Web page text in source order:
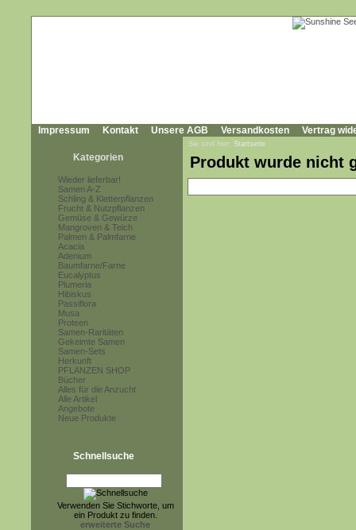
Impressum Kontakt Unsere AGB Versandkosten Vertrag
Kategorien
Wieder lieferbar!
Samen A-Z
Schling & Kletterpflanzen
Frucht & Nutzpflanzen
Gemüse & Gewürze
Mangroven & Teich
Palmen & Palmfarne
Acacia
Adenium
Baumfarne/Farne
Eucalyptus
Plumeria
Hibiskus
Passiflora
Musa
Proteen
Samen-Raritäten
Gekeimte Samen
Samen-Sets
Herkunft
PFLANZEN SHOP
Bücher
Alles für die Anzucht
Alle Artikel
Angebote
Neue Produkte
Schnellsuche
Verwenden Sie Stichworte, um
ein Produkt zu finden.
erweiterte Suche
Sie sind hier: Startseite
Produkt wurde nicht